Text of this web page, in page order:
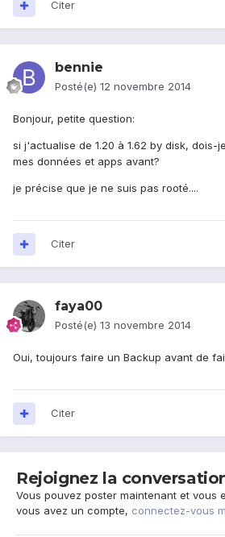
Citer
bennie
Posté(e) 12 novembre 2014
Bonjour, petite question:
si j'actualise de 1.20 à 1.62 by disk, dois-
mes données et apps avant?
je précise que je ne suis pas rooté....
Citer
faya00
Posté(e) 13 novembre 2014
Oui, toujours faire un Backup avant de
Citer
Rejoignez la
Vous pouvez poster maintenant et vous
vous avez un compte, connectez-vous